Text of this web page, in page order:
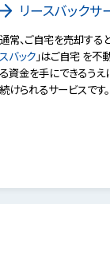
リースバックサ
通常、ご自宅を売却する
スバック」はご自宅 を不
る資金を手にできるうえ
続けられるサービスです。